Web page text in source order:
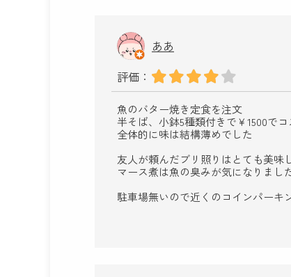
ああ
評価：
魚のバター焼き定食を注文
半そば、小鉢5種類付きで￥1500で
全体的に味は結構薄めでした
友人が頼んだブリ照りはとても美味
マース煮は魚の臭みが気になりました
駐車場無いので近くのコインパーキ